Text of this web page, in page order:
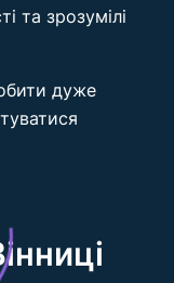
та зрозумілі
дуже